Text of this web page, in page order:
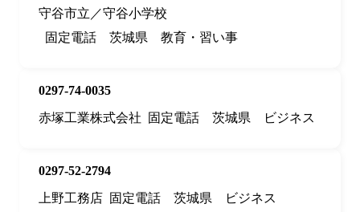
守谷市立／守谷小学校
固定電話
茨城県 教育・習い事
0297-74-0035
赤塚工業株式会社
固定電話 茨城県 ビジネス
0297-52-2794
上野工務店 固定電話 茨城県 ビジネス